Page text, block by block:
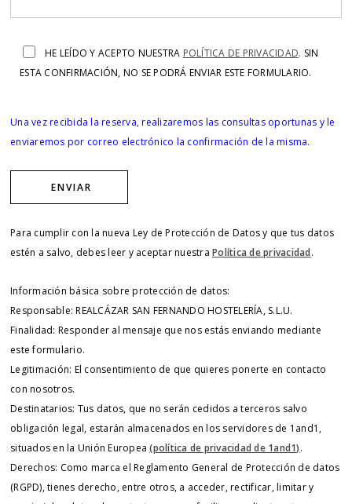
HE LEÍDO Y ACEPTO NUESTRA POLÍTICA DE PRIVACIDAD. SIN
ESTA CONFIRMACIÓN, NO SE PODRÁ ENVIAR ESTE FORMULARIO.
Una vez recibida la reserva, realizaremos las consultas oportunas y le
enviaremos por correo electrónico la confirmación de la misma.
Para cumplir con la nueva Ley de Protección de Datos y que tus datos
estén a salvo, debes leer y aceptar nuestraPolítica de privacidad.
Información básica sobre protección de datos:
Responsable: REALCÁZAR SAN FERNANDO HOSTELERÍA, S.L.U.
Finalidad: Responder al mensaje que nos estás enviando mediante
este formulario.
Legitimación: El consentimiento de que quieres ponerte en contacto
con nosotros.
Destinatarios: Tus datos, que no serán cedidos a terceros salvo
obligación legal, estarán almacenados en los servidores de 1and1,
situados en la Unión Europea(política de privacidad de 1and1).
Derechos: Como marca el Reglamento General de Protección de datos
(RGPD), tienes derecho, entre otros, a acceder, rectificar, limitar y